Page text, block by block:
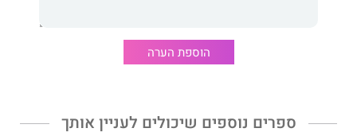
הוספת הערה
ספרים נוספים שיכולים לעניין אותך